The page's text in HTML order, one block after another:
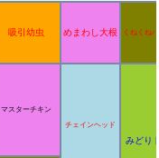
吸引幼虫 めまわし大根 くねくね
マスターチキン
チェインヘッド
みどり